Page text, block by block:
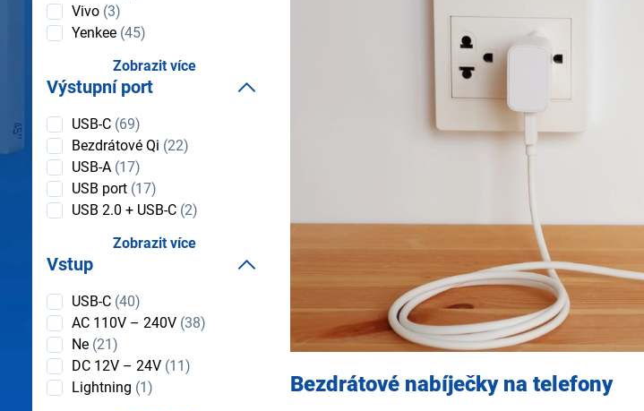
Bezdrátové nabíječky na telefony
Vivo (3)
Yenkee (45)
Zobrazit více
Výstupní port
Výstupní
port
USB-C (69)
Bezdrátové Qi (22)
USB-A (17)
USB port (17)
USB 2.0 + USB-C (2)
Zobrazit více
Vstup
VstupUSB-C (40)
AC 110V – 240V (38)
Ne (21)
DC 12V – 24V (11)
Lightning (1)